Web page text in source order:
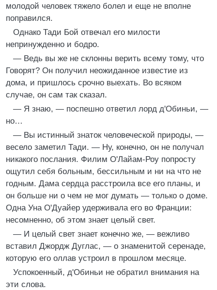
молодой человек тяжело болел и еще не вполне
поправился.
Однако Тади Бой отвечал его милости
непринужденно и бодро.
— Ведь вы же не склонны верить всему тому, что
Говорят? Он получил неожиданное известие из
дома, и пришлось срочно выехать. Во всяком
случае, он сам так сказал.
— Я знаю, — поспешно ответил лорд д'Обиньи, —
но…
— Вы истинный знаток человеческой природы, —
весело заметил Тади. — Ну, конечно, он не получал
никакого послания. Филим О'Лайам-Роу попросту
ощутил себя больным, бессильным и ни на что не
годным. Дама сердца расстроила все его планы, и
он больше ни о чем не мог думать — только о доме.
Одна Уна О'Дуайер удерживала его во Франции:
несомненно, об этом знает целый свет.
— И целый свет знает конечно же, — вежливо
вставил Джордж Дуглас, — о знаменитой серенаде,
которую его оллав устроил в прошлом месяце.
Успокоенный, д'Обиньи не обратил внимания на
эти слова.